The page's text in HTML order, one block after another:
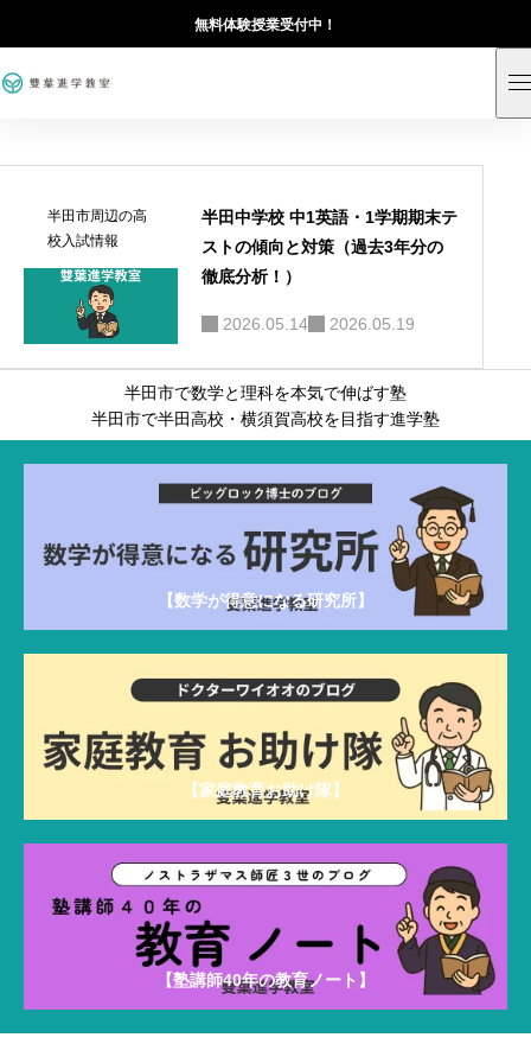
無料体験授業受付中！
半田市周辺の高
校入試情報
半田中学校 中1英語・1学期期末テ
ストの傾向と対策（過去3年分の
徹底分析！）
2026.05.14 2026.05.19
半田市で数学と理科を本気で伸ばす塾
半田市で半田高校・横須賀高校を目指す進学塾
【数学が得意になる研究所】
【家庭教育お助け隊】
【塾講師40年の教育ノート】